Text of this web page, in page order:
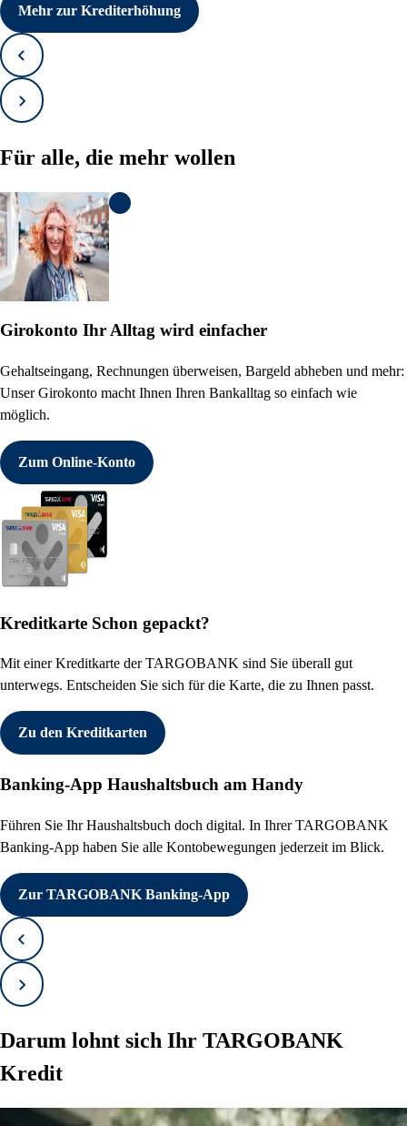
Mehr zur Krediterhöhung
Zurück
Vorwärts
Für alle, die mehr wollen
KI Informationen anzeigen
Girokonto Ihr Alltag wird einfacher
Gehaltseingang, Rechnungen überweisen, Bargeld abheben und mehr:
Unser Girokonto macht Ihnen Ihren Bankalltag so einfach wie
möglich.
Zum Online-Konto
Kreditkarte Schon gepackt?
Mit einer Kreditkarte der TARGOBANK sind Sie überall gut
unterwegs. Entscheiden Sie sich für die Karte, die zu Ihnen passt.
Zu den Kreditkarten
Banking-App Haushaltsbuch am Handy
Führen Sie Ihr Haushaltsbuch doch digital. In Ihrer TARGOBANK
Banking-App haben Sie alle Kontobewegungen jederzeit im Blick.
Zur TARGOBANK Banking-App
Zurück
Vorwärts
Darum lohnt sich Ihr TARGOBANK
Kredit